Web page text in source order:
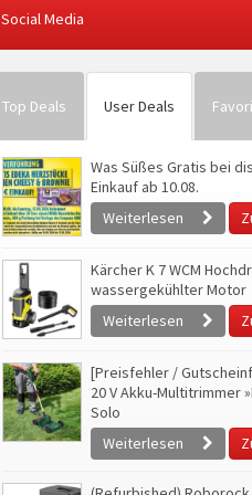
Social Media
Top Deals User Deals
Was Süßes Gratis bei
Einkauf ab 10.08.
Weiterlesen
Kärcher K 7 WCM
wassergekühlter Motor
Weiterlesen
[Preisfehler /
20 V Akku-Multitrimmer
Solo
Weiterlesen